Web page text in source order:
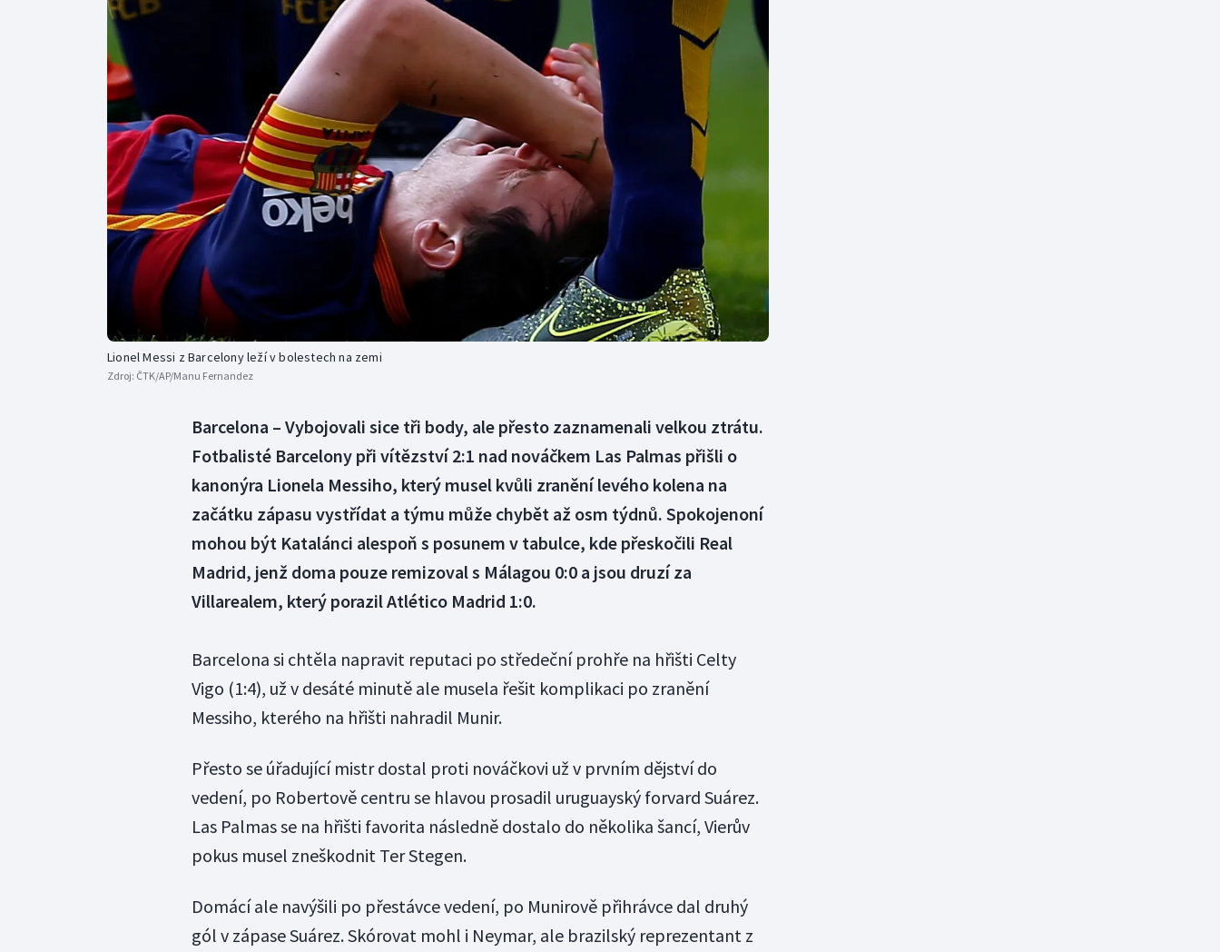
Curling
Dostihy
Florbal
Futsal
Golf
Gymnastika
Moderní pětiboj
Motorsport
Olympijské hry
Parasport
Plavání
Plážový volejbal
Triatlon
Veslování
Vodní slalom
Volejbal
Ostatní
Lionel Messi z Barcelony leží v bolestech na zemi
Zdroj: ČTK/AP/Manu Fernandez
Barcelona – Vybojovali sice tři body, ale přesto zaznamenali velkou ztrátu.
Fotbalisté Barcelony při vítězství 2:1 nad nováčkem Las Palmas přišli o
kanonýra Lionela Messiho, který musel kvůli zranění levého kolena na
začátku zápasu vystřídat a týmu může chybět až osm týdnů. Spokojenoní
mohou být Katalánci alespoň s posunem v tabulce, kde přeskočili Real
Madrid, jenž doma pouze remizoval s Málagou 0:0 a jsou druzí za
Villarealem, který porazil Atlético Madrid 1:0.
Barcelona si chtěla napravit reputaci po středeční prohře na hřišti Celty
Vigo (1:4), už v desáté minutě ale musela řešit komplikaci po zranění
Messiho, kterého na hřišti nahradil Munir.
Přesto se úřadující mistr dostal proti nováčkovi už v prvním dějství do
vedení, po Robertově centru se hlavou prosadil uruguayský forvard Suárez.
Las Palmas se na hřišti favorita následně dostalo do několika šancí, Vierův
pokus musel zneškodnit Ter Stegen.
Domácí ale navýšili po přestávce vedení, po Munirově přihrávce dal druhý
gól v zápase Suárez. Skórovat mohl i Neymar, ale brazilský reprezentant z